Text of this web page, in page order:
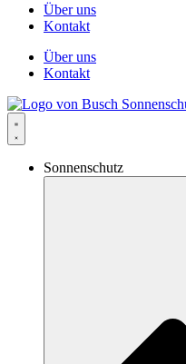
Über uns
Kontakt
Über uns
Kontakt
Sonnenschutz